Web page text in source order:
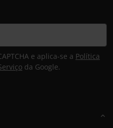
e aplica-se a Política
da Google.